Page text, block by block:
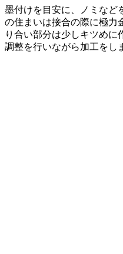
墨付けを目安に、ノミなど
の住まいは接合の際に極力
り合い部分は少しキツめに
調整を行いながら加工をし